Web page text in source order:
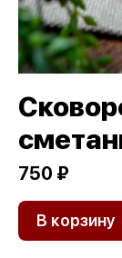
750 ₽
В корзину